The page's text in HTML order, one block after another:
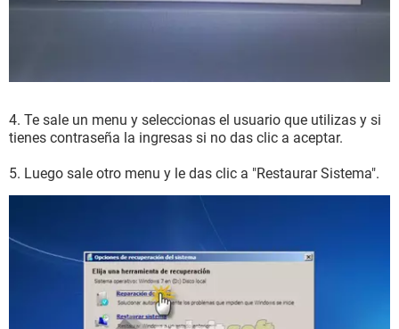
4. Te sale un menu y seleccionas el usuario que utilizas y si
tienes contraseña la ingresas si no das clic a aceptar.
5. Luego sale otro menu y le das clic a "Restaurar Sistema".